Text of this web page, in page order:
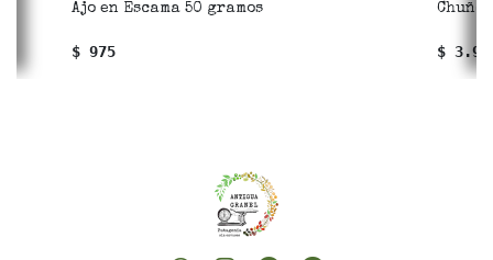
Ajo en Escama 50 gramos
$ 975 $